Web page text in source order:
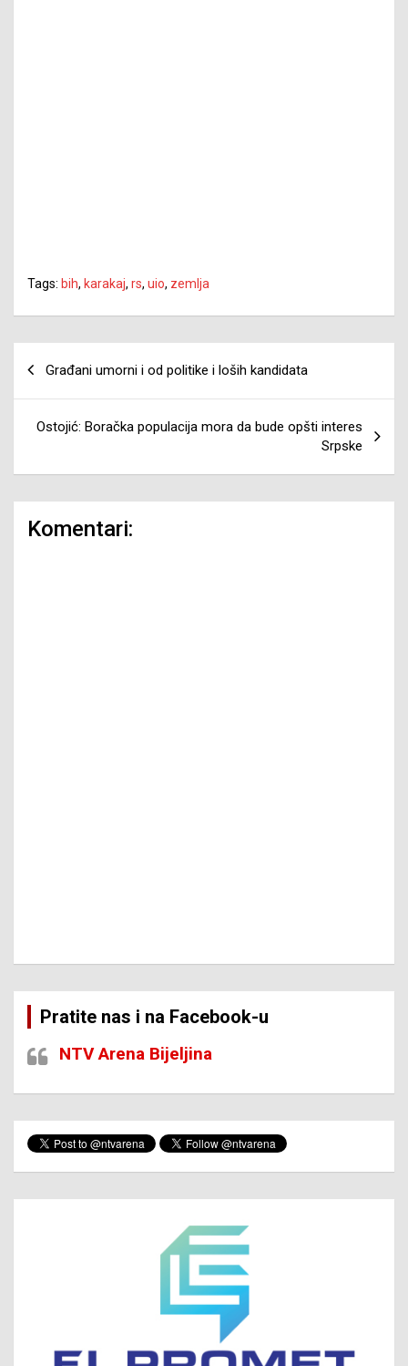
Tags: bih, karakaj, rs, uio, zemlja
Građani umorni i od politike i loših kandidata
Ostojić: Boračka populacija mora da bude opšti interes
Srpske
Komentari:
Pratite nas i na Facebook-u
NTV Arena Bijeljina